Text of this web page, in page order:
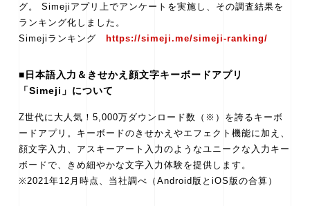
グ。 Simejiアプリ上でアンケートを実施し、その調査結果を
ランキング化しました。
Simejiランキング
https://simeji.me/simeji-ranking/
■日本語入力＆きせかえ顔文字キーボードアプリ
「Simeji」について
Z世代に大人気！5,000万ダウンロード数（※）を誇るキーボ
ードアプリ。キーボードのきせかえやエフェクト機能に加え、
顔文字入力、アスキーアート入力のようなユニークな入力キー
ボードで、きめ細やかな文字入力体験を提供します。
※2021年12月時点、当社調べ（Android版とiOS版の合算）